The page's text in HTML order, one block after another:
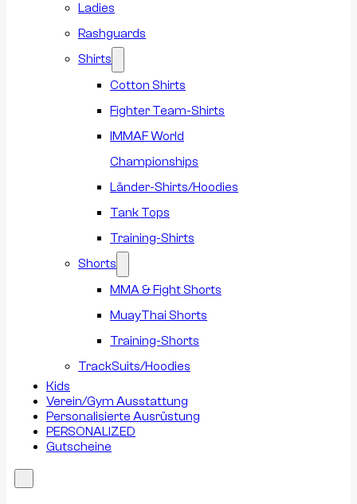
Ladies
Rashguards
Shirts
Cotton Shirts
Fighter Team-Shirts
IMMAF World
Championships
Länder-Shirts/Hoodies
Tank Tops
Training-Shirts
Shorts
MMA & Fight Shorts
MuayThai Shorts
Training-Shorts
TrackSuits/Hoodies
Kids
Verein/Gym Ausstattung
Personalisierte Ausrüstung
PERSONALIZED
Gutscheine